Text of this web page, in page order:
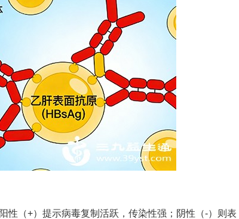
（+）提示病毒复制活跃，传染性强；阴性（-）则表